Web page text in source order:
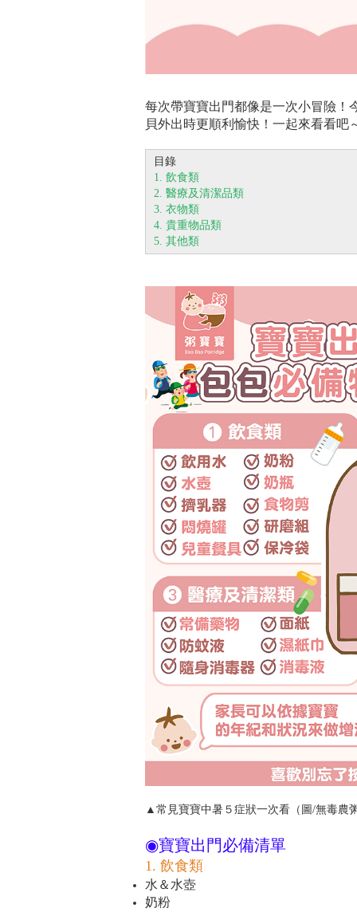
每次帶寶寶出門都像是一次小冒險！
貝外出時更順利愉快！一起來看看吧
目錄
1. 飲食類
2. 醫療及清潔品類
3. 衣物類
4. 貴重物品類
5. 其他類
▲常見寶寶中暑５症狀一次看（圖/無毒農
◉寶寶出門必備清單
1. 飲食類
水＆水壺
奶粉